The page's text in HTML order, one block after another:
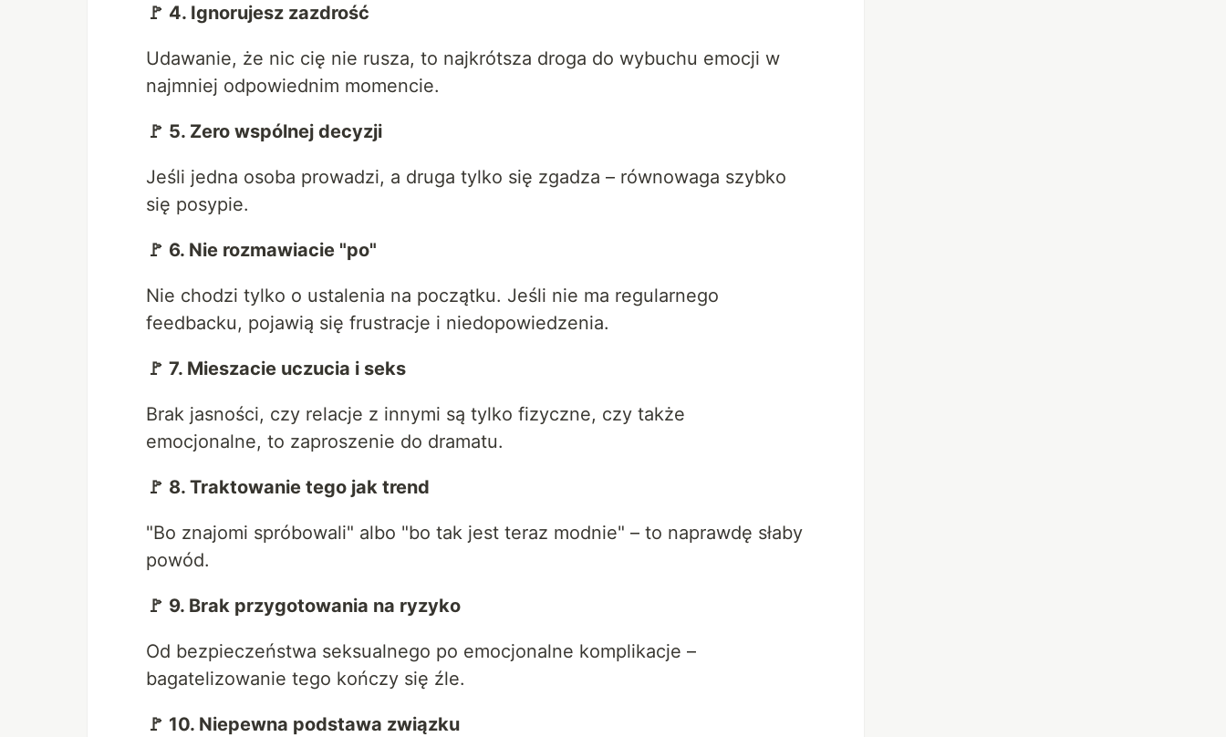
🚩 4. Ignorujesz zazdrość
Udawanie, że nic cię nie rusza, to najkrótsza droga do wybuchu emocji w
najmniej odpowiednim momencie.
🚩 5. Zero wspólnej decyzji
Jeśli jedna osoba prowadzi, a druga tylko się zgadza – równowaga szybko
się posypie.
🚩 6. Nie rozmawiacie "po"
Nie chodzi tylko o ustalenia na początku. Jeśli nie ma regularnego
feedbacku, pojawią się frustracje i niedopowiedzenia.
🚩 7. Mieszacie uczucia i seks
Brak jasności, czy relacje z innymi są tylko fizyczne, czy także
emocjonalne, to zaproszenie do dramatu.
🚩 8. Traktowanie tego jak trend
"Bo znajomi spróbowali" albo "bo tak jest teraz modnie" – to naprawdę słaby
powód.
🚩 9. Brak przygotowania na ryzyko
Od bezpieczeństwa seksualnego po emocjonalne komplikacje –
bagatelizowanie tego kończy się źle.
🚩 10. Niepewna podstawa związku